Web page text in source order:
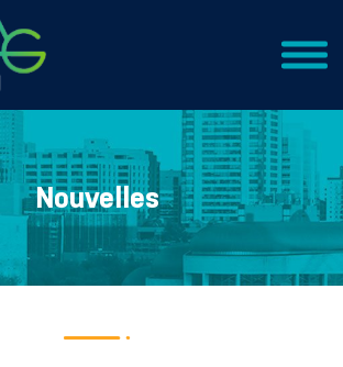
Nouvelles